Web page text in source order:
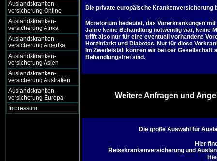
Auslandskranken-
versicherung Online
Auslandskranken-
versicherung Afrika
Auslandskranken-
versicherung Amerika
Auslandskranken-
versicherung Asien
Auslandskranken-
versicherung Australien
Auslandskranken-
versicherung Europa
Impressum
Die private europäische Krankenversicherung
Moratorium bedeutet, das Vorerkrankungen
Jahre keine Behandlung notwendig war, keine
trifft also nur für eine eventuell vorhandene
Herzinfarkt und Diabetes. Nur für diese
Im Zweifelsfall können wir bei der
Behandlungsfrei sind.
Weitere Anfragen und
Die große Auswahl für
Hier
Reisekrankenversicherung und